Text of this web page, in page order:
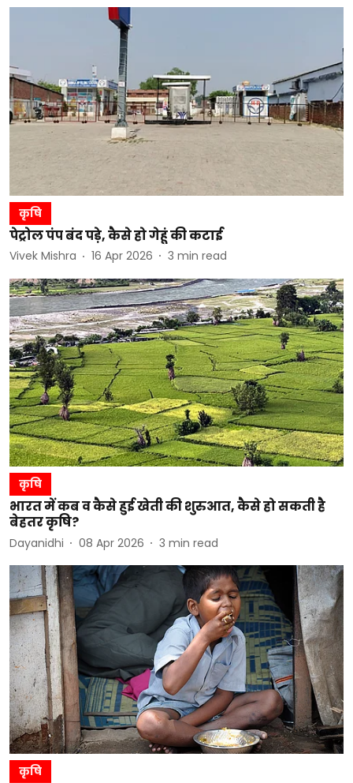
कृषि
पेट्रोल पंप बंद पड़े, कैसे हो गेहूं की कटाई
Vivek Mishra 16 Apr 2026 3 min read
कृषि
भारत में कब व कैसे हुई खेती की शुरुआत, कैसे हो सकती है
बेहतर कृषि?
Dayanidhi 08 Apr 2026 3 min read
कृषि